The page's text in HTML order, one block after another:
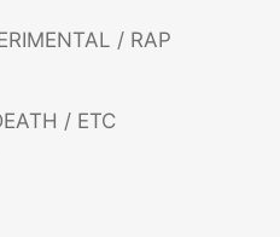
/ RAP
/ ETC